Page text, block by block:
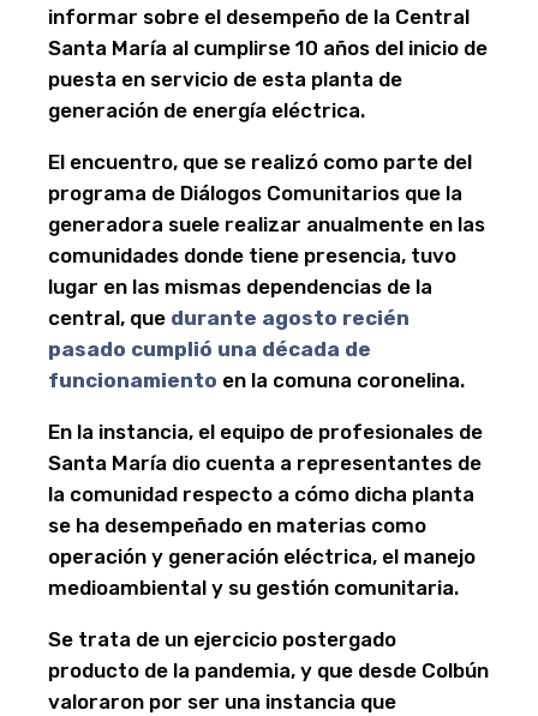
informar sobre el desempeño de la Central
Santa María al cumplirse 10 años del inicio de
puesta en servicio de esta planta de
generación de energía eléctrica.
El encuentro, que se realizó como parte del
programa de Diálogos Comunitarios que la
generadora suele realizar anualmente en las
comunidades donde tiene presencia, tuvo
lugar en las mismas dependencias de la
central, que durante agosto recién
pasado cumplió una década de
funcionamiento en la comuna coronelina.
En la instancia, el equipo de profesionales de
Santa María dio cuenta a representantes de
la comunidad respecto a cómo dicha planta
se ha desempeñado en materias como
operación y generación eléctrica, el manejo
medioambiental y su gestión comunitaria.
Se trata de un ejercicio postergado
producto de la pandemia, y que desde Colbún
valoraron por ser una instancia que